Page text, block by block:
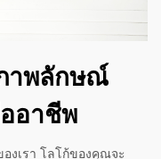
าพลักษณ์
อาชีพ
งเรา โลโก้ของคุณจะ